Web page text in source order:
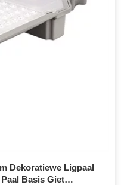
Dekoratiewe Ligpaal
Basis Giet